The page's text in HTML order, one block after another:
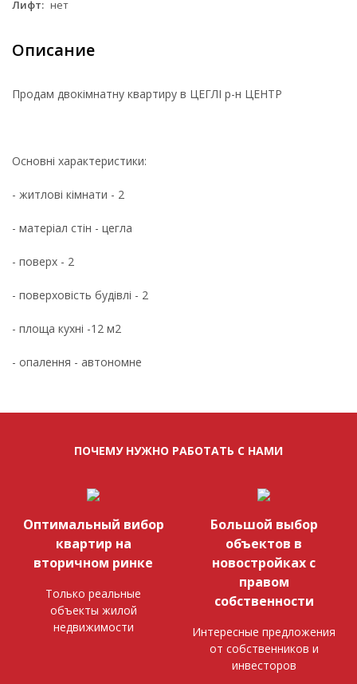
Лифт: нет
Описание
Продам двокімнатну квартиру в ЦЕГЛІ р-н ЦЕНТР
Основні характеристики:
- житлові кімнати - 2
- матеріал стін - цегла
- поверх - 2
- поверховість будівлі - 2
- площа кухні -12 м2
- опалення - автономне
ПОЧЕМУ НУЖНО РАБОТАТЬ С НАМИ
Оптимальный вибор
квартир на
вторичном ринке
Только реальные
объекты жилой
недвижимости
Большой выбор
объектов в
новостройках с
правом
собственности
Интересные предложения
от собственников и
инвесторов